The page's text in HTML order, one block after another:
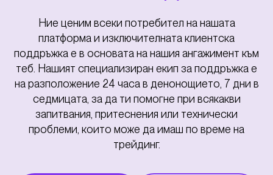
Ние ценим всеки потребител на нашата
платформа и изключителната клиентска
поддръжка е в основата на нашия ангажимент към
теб. Нашият специализиран екип за поддръжка е
на разположение 24 часа в денонощието, 7 дни в
седмицата, за да ти помогне при всякакви
запитвания, притеснения или технически
проблеми, които може да имаш по време на
трейдинг.